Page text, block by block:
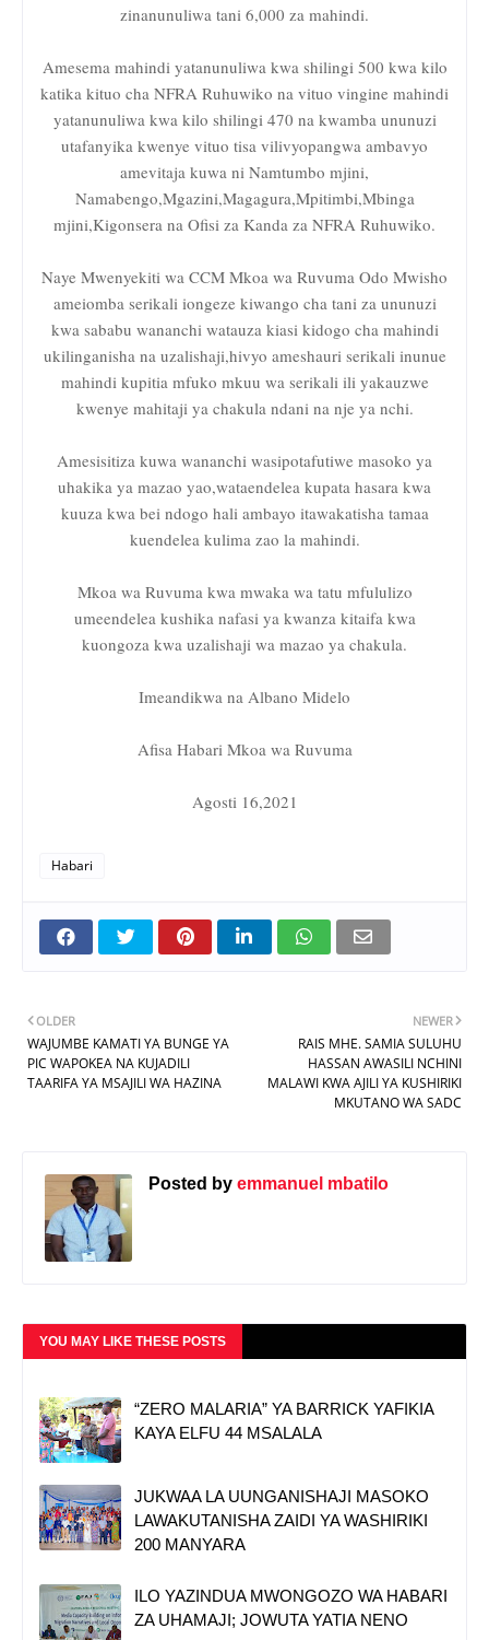
zinanunuliwa tani 6,000 za mahindi.
Amesema mahindi yatanunuliwa kwa shilingi 500 kwa kilo
katika kituo cha NFRA Ruhuwiko na vituo vingine mahindi
yatanunuliwa kwa kilo shilingi 470 na kwamba ununuzi
utafanyika kwenye vituo tisa vilivyopangwa ambavyo
amevitaja kuwa ni Namtumbo mjini,
Namabengo,Mgazini,Magagura,Mpitimbi,Mbinga
mjini,Kigonsera na Ofisi za Kanda za NFRA Ruhuwiko.
Naye Mwenyekiti wa CCM Mkoa wa Ruvuma Odo Mwisho
ameiomba serikali iongeze kiwango cha tani za ununuzi
kwa sababu wananchi watauza kiasi kidogo cha mahindi
ukilinganisha na uzalishaji,hivyo ameshauri serikali inunue
mahindi kupitia mfuko mkuu wa serikali ili yakauzwe
kwenye mahitaji ya chakula ndani na nje ya nchi.
Amesisitiza kuwa wananchi wasipotafutiwe masoko ya
uhakika ya mazao yao,wataendelea kupata hasara kwa
kuuza kwa bei ndogo hali ambayo itawakatisha tamaa
kuendelea kulima zao la mahindi.
Mkoa wa Ruvuma kwa mwaka wa tatu mfululizo
umeendelea kushika nafasi ya kwanza kitaifa kwa
kuongoza kwa uzalishaji wa mazao ya chakula.
Imeandikwa na Albano Midelo
Afisa Habari Mkoa wa Ruvuma
Agosti 16,2021
Habari
NEWER
RAIS MHE. SAMIA SULUHU
HASSAN AWASILI NCHINI
MALAWI KWA AJILI YA KUSHIRIKI
MKUTANO WA SADC
OLDER
WAJUMBE KAMATI YA BUNGE YA
PIC WAPOKEA NA KUJADILI
TAARIFA YA MSAJILI WA HAZINA
Posted by emmanuel mbatilo
YOU MAY LIKE THESE POSTS
“ZERO MALARIA” YA BARRICK YAFIKIA
KAYA ELFU 44 MSALALA
JUKWAA LA UUNGANISHAJI MASOKO
LAWAKUTANISHA ZAIDI YA WASHIRIKI
200 MANYARA
ILO YAZINDUA MWONGOZO WA HABARI
ZA UHAMAJI; JOWUTA YATIA NENO